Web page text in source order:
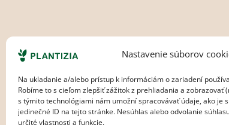
Nastavenie súborov
Na ukladanie a/alebo prístup k informáciám o zariadení
Robíme to s cieľom zlepšiť zážitok z prehliadania a zobrazovať
s týmito technológiami nám umožní spracovávať údaje, ako je
jedinečné ID na tejto stránke. Nesúhlas alebo odvolanie
určité vlastnosti a funkcie.